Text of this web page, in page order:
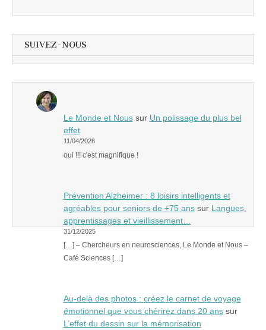
SUIVEZ-NOUS
Le Monde et Noussur Un polissage du plus bel
effet
11/04/2026
oui !!! c'est magnifique !
Prévention Alzheimer : 8 loisirs intelligents et
agréables pour seniors de +75 anssur Langues,
apprentissages et vieillissement…
31/12/2025
[…] – Chercheurs en neurosciences, Le Monde et Nous –
Café Sciences […]
Au-delà des photos : créez le carnet de voyage
émotionnel que vous chérirez dans 20 anssur
L’effet du dessin sur la mémorisation